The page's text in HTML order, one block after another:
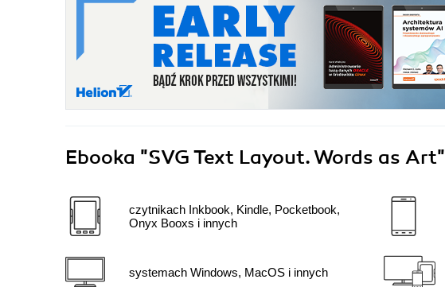
Ebooka "SVG Text Layout. Words as Art"
czytnikach Inkbook, Kindle, Pocketbook,
Onyx Booxs i innych
systemach Windows, MacOS i innych